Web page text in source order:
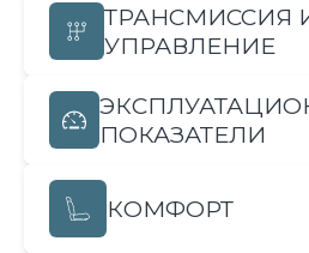
ТРАНСМИССИЯ
УПРАВЛЕНИЕ
ПОКАЗАТЕЛИ
КОМФОРТ